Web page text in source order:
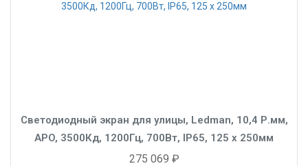
Светодиодный экран для улицы, Ledman, 10,4 Р.мм,
APO, 3500Кд, 1200Гц, 700Вт, IP65, 125 x 250мм
275 069 ₽